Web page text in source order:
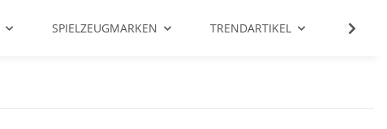
SPIELZEUGMARKEN TRENDARTIKEL SALE %